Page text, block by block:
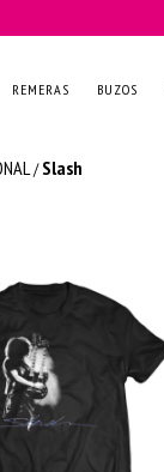
REMERAS BUZOS
/ Slash